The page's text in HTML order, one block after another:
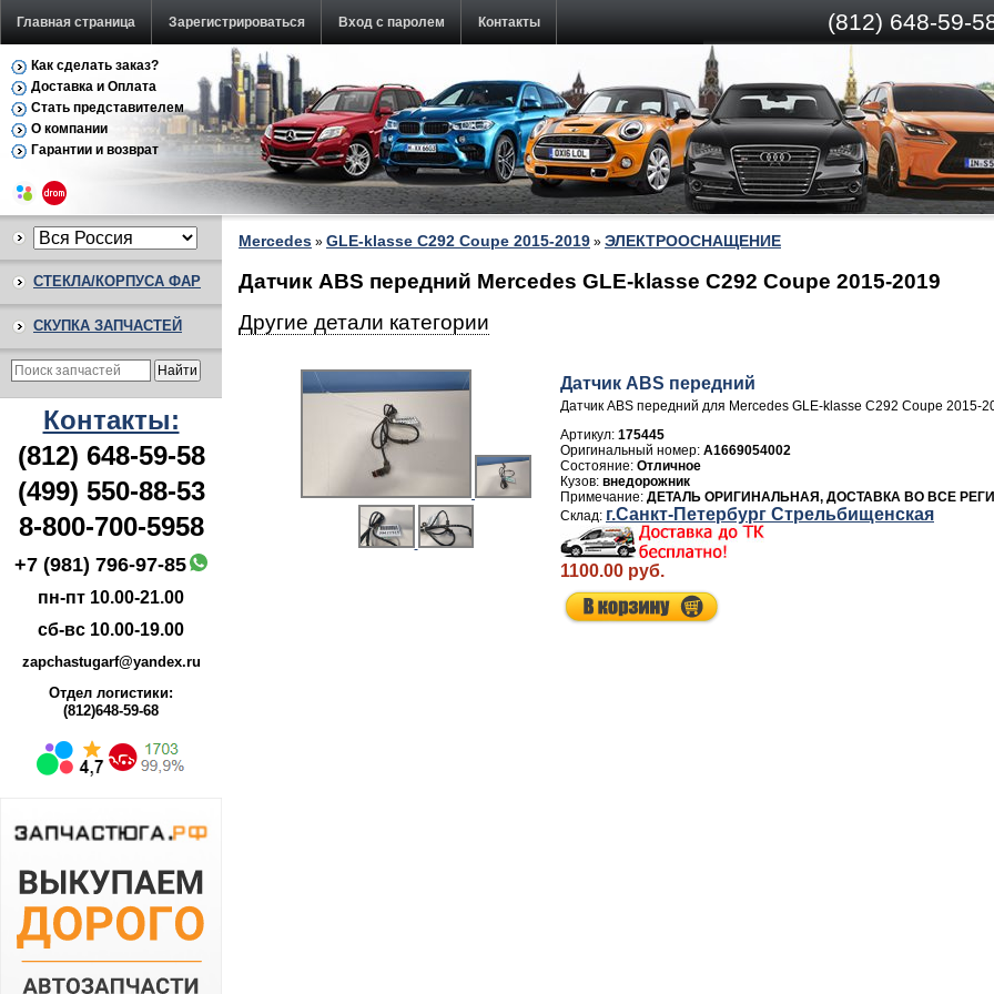
Главная страница Зарегистрироваться Вход с паролем Контакты (812) 648-59-
Как сделать заказ?
Доставка и Оплата
Стать представителем
О компании
Гарантии и возврат
СТЕКЛА/КОРПУСА ФАР
СКУПКА ЗАПЧАСТЕЙ
Контакты:
(812) 648-59-58
(499) 550-88-53
8-800-700-5958
+7 (981) 796-97-85
пн-пт 10.00-21.00
сб-вс 10.00-19.00
zapchastugarf@yandex.ru
Отдел логистики:
(812)648-59-68
Mercedes » GLE-klasse C292 Coupe 2015-2019 » ЭЛЕКТРООСНАЩЕНИЕ
Датчик ABS передний Mercedes GLE-klasse C292 Coupe 2015-2019
Другие детали категории
Датчик ABS передний
Датчик ABS передний для Mercedes GLE-klasse C292 Coupe 2015-
Артикул: 175445
A1669054002
Отличное
внедорожник
ДЕТАЛЬ ОРИГИНАЛЬНАЯ, ДОСТАВКА ВО ВСЕ
г.Санкт-Петербург Стрельбищенская
1100.00 руб.